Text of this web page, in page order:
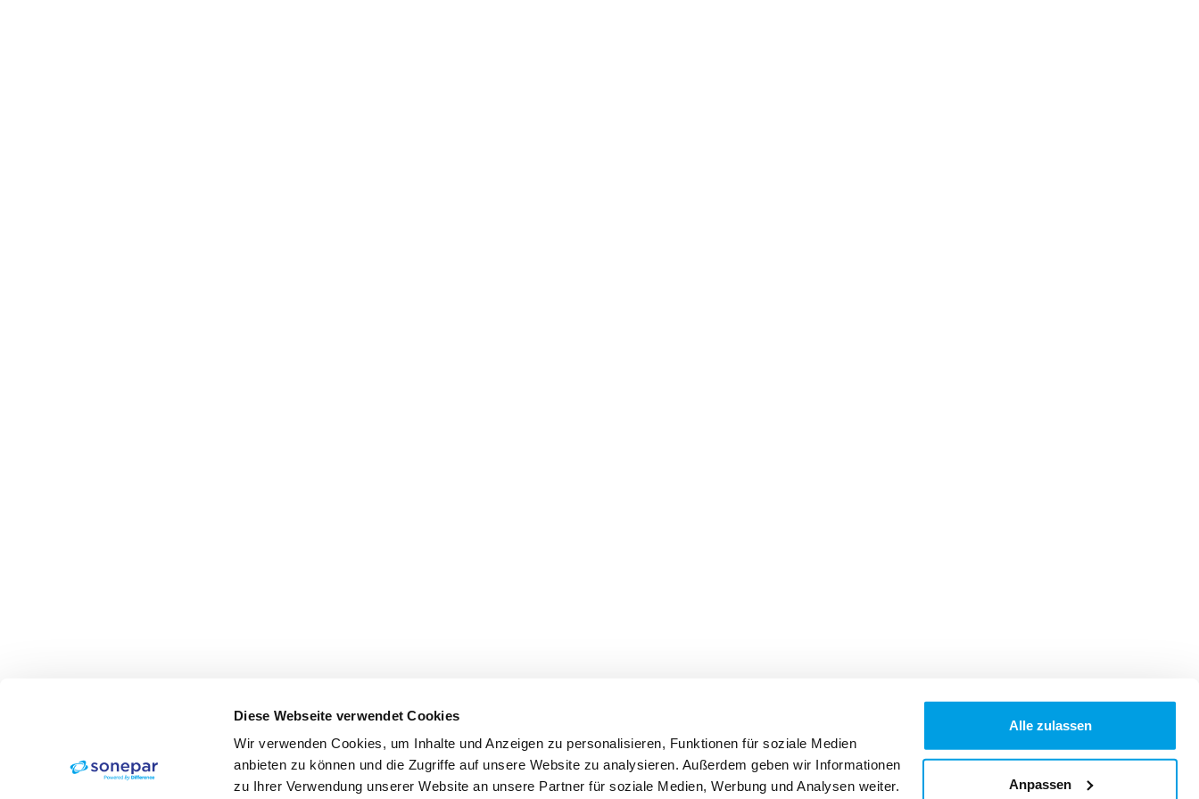
Diese Webseite verwendet Cookies
Wir verwenden Cookies, um Inhalte und Anzeigen zu personalisieren, Funktionen für soziale Medien
anbieten zu können und die Zugriffe auf unsere Website zu analysieren. Außerdem geben wir Informationen
zu Ihrer Verwendung unserer Website an unsere Partner für soziale Medien, Werbung und Analysen weiter.
Alle zulassen
Anpassen